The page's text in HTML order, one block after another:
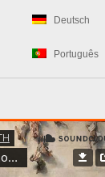
Deutsch
Português